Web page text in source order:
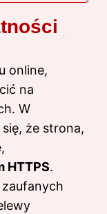
online,
na
W
że strona,
HTTPS.